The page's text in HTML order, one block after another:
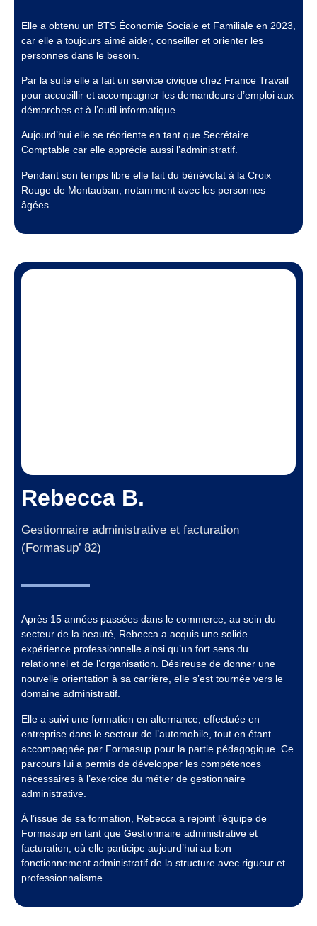
Elle a obtenu un BTS Économie Sociale et Familiale en 2023,
car elle a toujours aimé aider, conseiller et orienter les
personnes dans le besoin.
Par la suite elle a fait un service civique chez France Travail
pour accueillir et accompagner les demandeurs d’emploi aux
démarches et à l’outil informatique.
Aujourd’hui elle se réoriente en tant que Secrétaire
Comptable car elle apprécie aussi l’administratif.
Pendant son temps libre elle fait du bénévolat à la Croix
Rouge de Montauban, notamment avec les personnes
âgées.
Rebecca B.
Gestionnaire administrative et facturation
(Formasup’ 82)
Après 15 années passées dans le commerce, au sein du
secteur de la beauté, Rebecca a acquis une solide
expérience professionnelle ainsi qu’un fort sens du
relationnel et de l’organisation. Désireuse de donner une
nouvelle orientation à sa carrière, elle s’est tournée vers le
domaine administratif.
Elle a suivi une formation en alternance, effectuée en
entreprise dans le secteur de l’automobile, tout en étant
accompagnée par Formasup pour la partie pédagogique. Ce
parcours lui a permis de développer les compétences
nécessaires à l’exercice du métier de gestionnaire
administrative.
À l’issue de sa formation, Rebecca a rejoint l’équipe de
Formasup en tant que Gestionnaire administrative et
facturation, où elle participe aujourd’hui au bon
fonctionnement administratif de la structure avec rigueur et
professionnalisme.